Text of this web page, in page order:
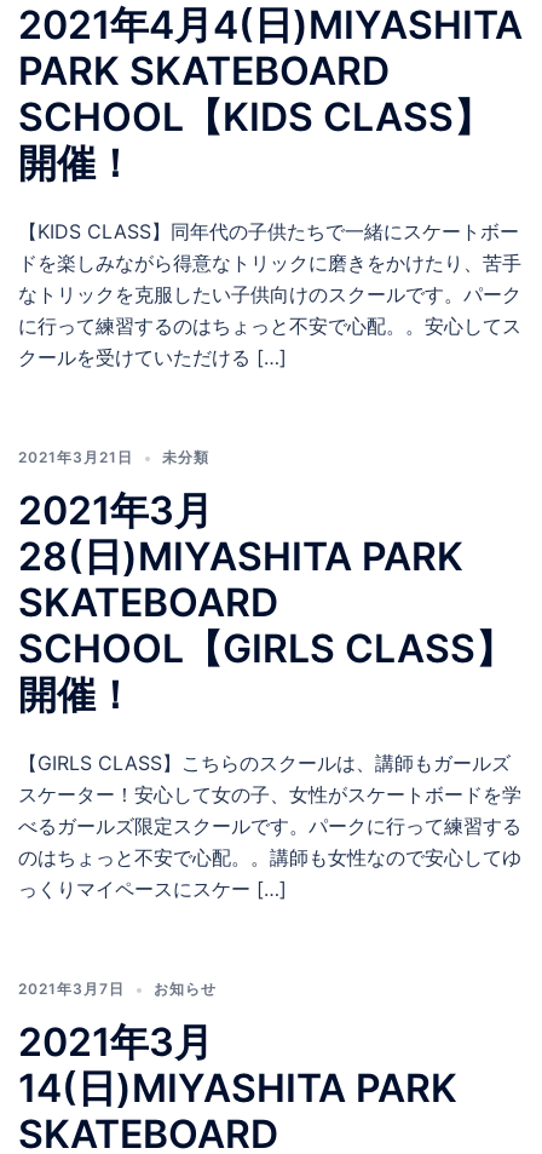
2021年4月4(日)MIYASHITA
PARK SKATEBOARD
SCHOOL【KIDS CLASS】
開催！
【KIDS CLASS】同年代の子供たちで一緒にスケートボー
ドを楽しみながら得意なトリックに磨きをかけたり、苦手
なトリックを克服したい子供向けのスクールです。パーク
に行って練習するのはちょっと不安で心配。。安心してス
クールを受けていただける […]
2021年3月21日 未分類
2021年3月
28(日)MIYASHITA PARK
SKATEBOARD
SCHOOL【GIRLS CLASS】
開催！
【GIRLS CLASS】こちらのスクールは、講師もガールズ
スケーター！安心して女の子、女性がスケートボードを学
べるガールズ限定スクールです。パークに行って練習する
のはちょっと不安で心配。。講師も女性なので安心してゆ
っくりマイペースにスケー […]
2021年3月7日 お知らせ
2021年3月
14(日)MIYASHITA PARK
SKATEBOARD